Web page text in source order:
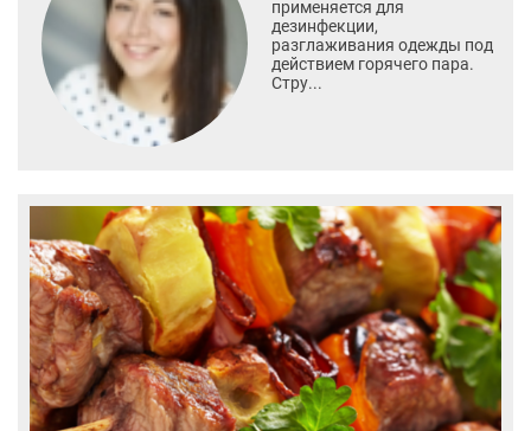
применяется для
дезинфекции,
разглаживания одежды под
действием горячего пара.
Стру...